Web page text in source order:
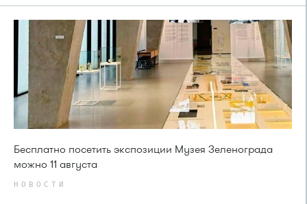
Бесплатно посетить экспозиции Музея Зеленограда
можно 11 августа
НОВОСТИ